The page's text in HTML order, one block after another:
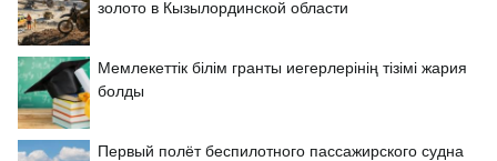
золото в Кызылординской области
Мемлекеттік білім гранты иегерлерінің тізімі жария
болды
Первый полёт беспилотного пассажирского судна